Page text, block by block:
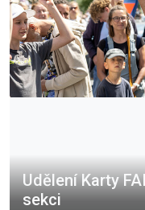
Udělení Karty
sekci